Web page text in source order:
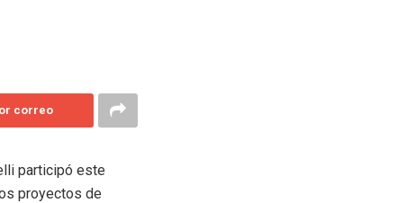
correo
participó este
proyectos de